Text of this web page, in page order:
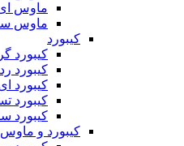
ماوس
ماوس
کیبورد
کیبورد
کیبورد
کیبورد
کیبورد
کیبورد
کیبورد و ماوس